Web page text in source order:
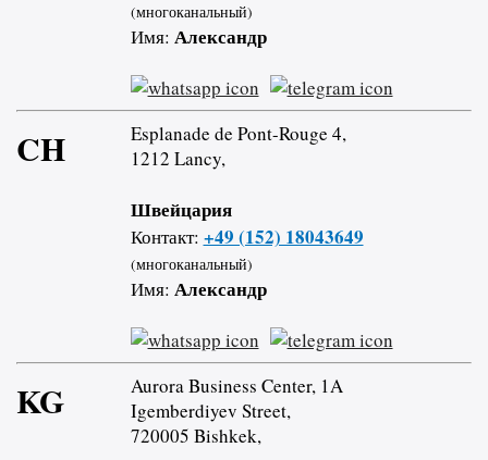
(многоканальный)
Имя: Александр
CH
Esplanade de Pont-Rouge 4,
1212 Lancy,
Швейцария
Контакт: +49 (152) 18043649
(многоканальный)
Имя: Александр
KG
Aurora Business Center, 1A
Igemberdiyev Street,
720005 Bishkek,